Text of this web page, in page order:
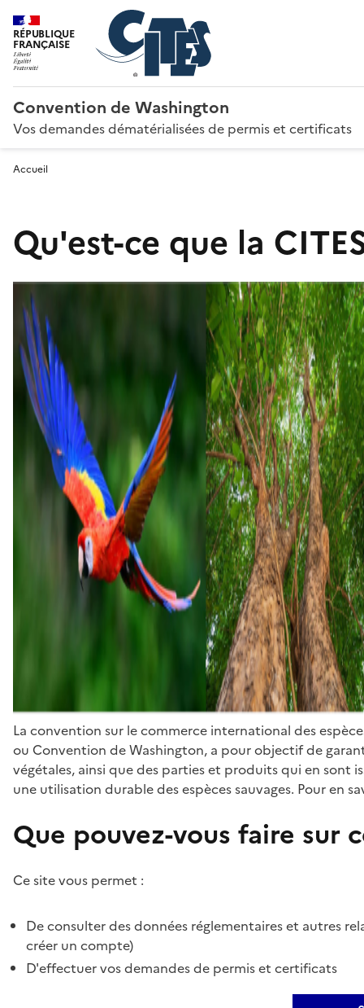
RÉPUBLIQUE
FRANÇAISE
Convention de Washington
Vos demandes dématérialisées de permis et certificats
Accueil
Qu'est-ce que la
La convention sur le commerce international des
ou Convention de Washington, a pour objectif de
végétales, ainsi que des parties et produits qui en sont
une utilisation durable des espèces sauvages. Pour en
Que pouvez-vous faire sur
Ce site vous permet :
De consulter des données réglementaires et autres
créer un compte)
D'effectuer vos demandes de permis et certificats